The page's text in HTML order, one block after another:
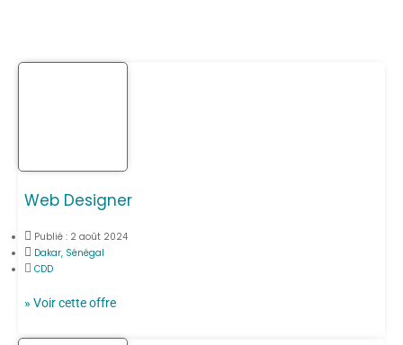
Web Designer
Publié : 2 août 2024
Dakar, Sénégal
CDD
» Voir cette offre